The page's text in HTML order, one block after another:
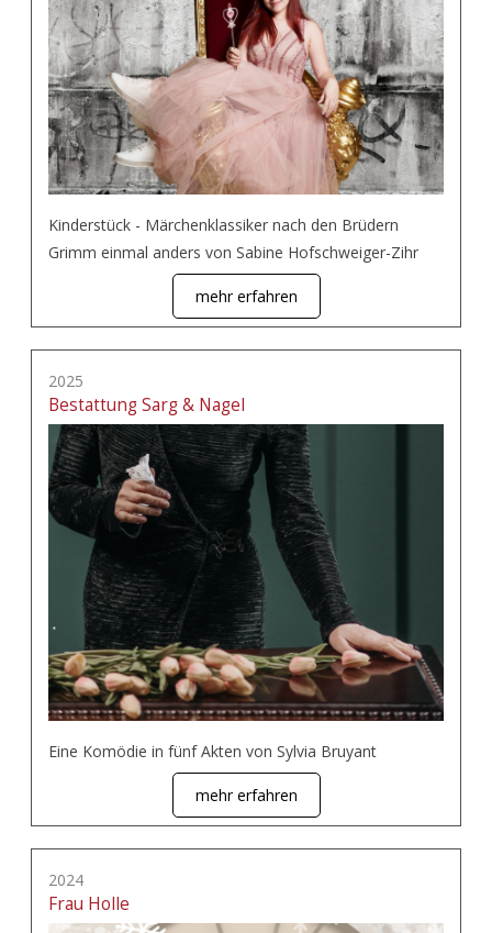
Kinderstück - Märchenklassiker nach den Brüdern
Grimm einmal anders von Sabine Hofschweiger-Zihr
mehr erfahren
2025
Bestattung Sarg & Nagel
Eine Komödie in fünf Akten von Sylvia Bruyant
mehr erfahren
2024
Frau Holle